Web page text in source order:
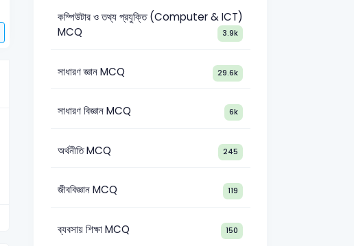
G-20 ( জি-২০)
কম্পিউটার ও তথ্য প্রযুক্তি (Computer & ICT)
MCQ
3.9k
সাধারণ জ্ঞান MCQ 29.6k
সাধারণ বিজ্ঞান MCQ 6k
অর্থনীতি MCQ 245
জীববিজ্ঞান MCQ 119
ব্যবসায় শিক্ষা MCQ 150